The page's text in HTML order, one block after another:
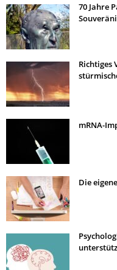
70 Jahre
Richtiges
mRNA-
Die